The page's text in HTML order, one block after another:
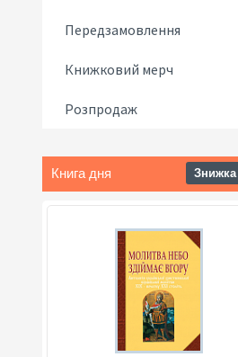
Передзамовлення
Книжковий мерч
Розпродаж
Книга дня Знижка